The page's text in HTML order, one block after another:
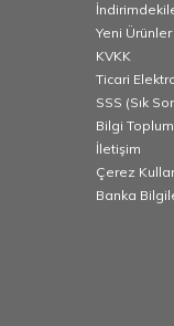
Yeni Ürünler
KVKK
Ticari
SSS (Sık
Bilgi
İletişim
Çerez
Banka